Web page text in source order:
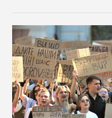
возможностей, на
решений и адекватное